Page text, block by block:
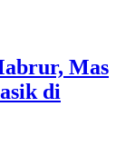
Mas
di